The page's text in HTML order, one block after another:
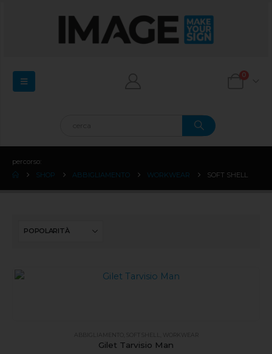
0
percorso:
SHOP
ABBIGLIAMENTO WORKWEAR SOFT SHELL
ABBIGLIAMENTO WORKWEAR
Gilet Tarvisio Man